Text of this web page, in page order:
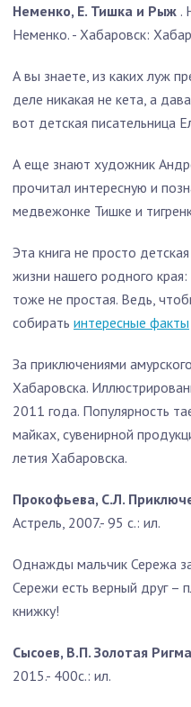
Неменко, Е. Тишка и Рыж .
Неменко. - Хабаровск:
А вы знаете, из каких луж
деле никакая не кета, а
вот детская писательница
А еще знают художник
прочитал интересную и
медвежонке Тишке и
Эта книга не просто
жизни нашего родного
тоже не простая. Ведь,
собирать интересные факты
За приключениями
Хабаровска.
2011 года. Популярность
майках, сувенирной
летия Хабаровска.
Прокофьева, С.Л.
Астрель, 2007.- 95 с.: ил.
Однажды мальчик Сережа
Сережи есть верный друг –
книжку!
Сысоев, В.П. Золотая Ригма
2015.- 400с.: ил.